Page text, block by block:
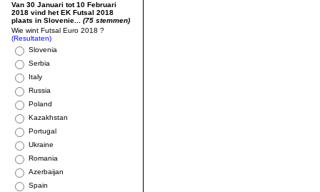
Van 30 Januari tot 10 Februari
2018 vind het EK Futsal 2018
plaats in Slovenie... (75 stemmen)
Wie wint Futsal Euro 2018 ?
(Resultaten)
Slovenia
Serbia
Italy
Russia
Poland
Kazakhstan
Portugal
Ukraine
Romania
Azerbaijan
Spain